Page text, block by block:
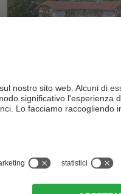
CIN +